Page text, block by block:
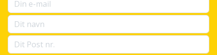
Støvblæser
Støvsugertilbehør